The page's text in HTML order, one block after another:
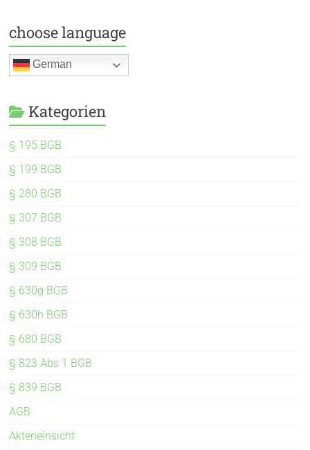
choose language
German
Kategorien
§ 195 BGB
§ 199 BGB
§ 280 BGB
§ 307 BGB
§ 308 BGB
§ 309 BGB
§ 630g BGB
§ 630h BGB
§ 680 BGB
§ 823 Abs 1 BGB
§ 839 BGB
AGB
Akteneinsicht